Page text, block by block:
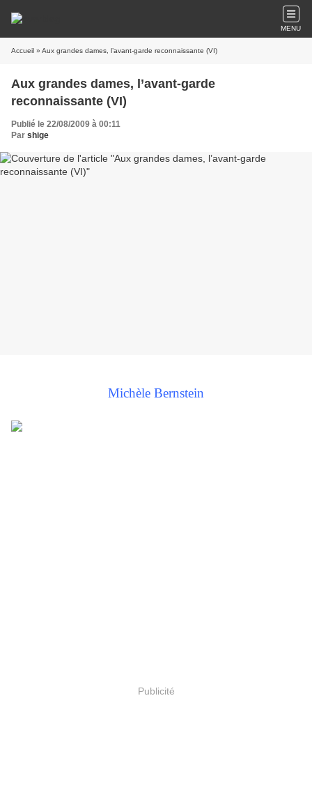
MENU
Accueil » Aux grandes dames, l’avant-garde reconnaissante (VI)
Aux grandes dames, l’avant-garde
reconnaissante (VI)
Publié le 22/08/2009 à 00:11
Par shige
Michèle Bernstein
Publicité